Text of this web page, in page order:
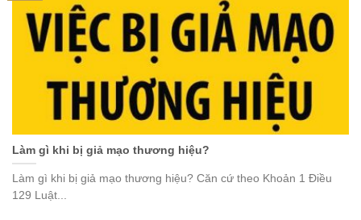
Làm gì khi bị giả mạo thương hiệu?
Làm gì khi bị giả mạo thương hiệu? Căn cứ theo Khoản 1 Điều
129 Luật...